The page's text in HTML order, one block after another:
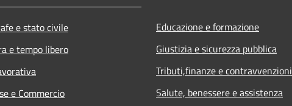
e stato civile
e tempo libero
e Commercio
Educazione e formazione
Giustizia e sicurezza pubblica
Tributi,finanze e contravvenzioni
Salute, benessere e assistenza